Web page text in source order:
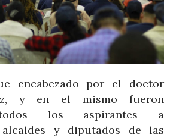
encabezado por el doctor
y en el mismo fueron
todos los aspirantes a
alcaldes y diputados de las